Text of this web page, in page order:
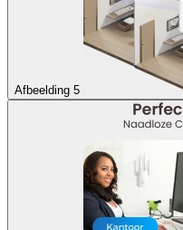
Afbeelding 5